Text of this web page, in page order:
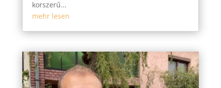
korszerű...
mehr lesen